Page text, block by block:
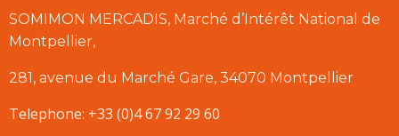
SOMIMON MERCADIS, Marché d’Intérêt National de
Montpellier,
281, avenue du Marché Gare, 34070 Montpellier
Telephone: +33 (0)4 67 92 29 60